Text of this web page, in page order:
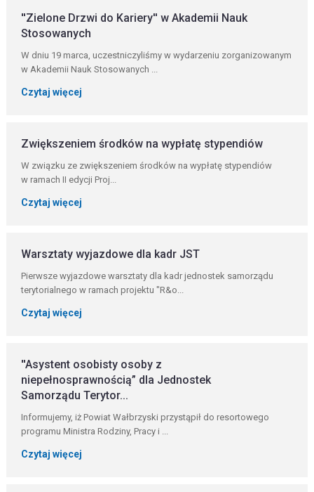
''Zielone Drzwi do Kariery'' w Akademii Nauk
Stosowanych
W dniu 19 marca, uczestniczyliśmy w wydarzeniu zorganizowanym
w Akademii Nauk Stosowanych ...
Czytaj więcej
Zwiększeniem środków na wypłatę stypendiów
W związku ze zwiększeniem środków na wypłatę stypendiów
w ramach II edycji Proj...
Czytaj więcej
Warsztaty wyjazdowe dla kadr JST
Pierwsze wyjazdowe warsztaty dla kadr jednostek samorządu
terytorialnego w ramach projektu "R&o...
Czytaj więcej
''Asystent osobisty osoby z
niepełnosprawnością” dla Jednostek
Samorządu Terytor...
Informujemy, iż Powiat Wałbrzyski przystąpił do resortowego
programu Ministra Rodziny, Pracy i ...
Czytaj więcej